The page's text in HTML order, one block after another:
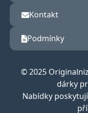
Kontakt
Podmínky
© 2025
dárky
Nabídky